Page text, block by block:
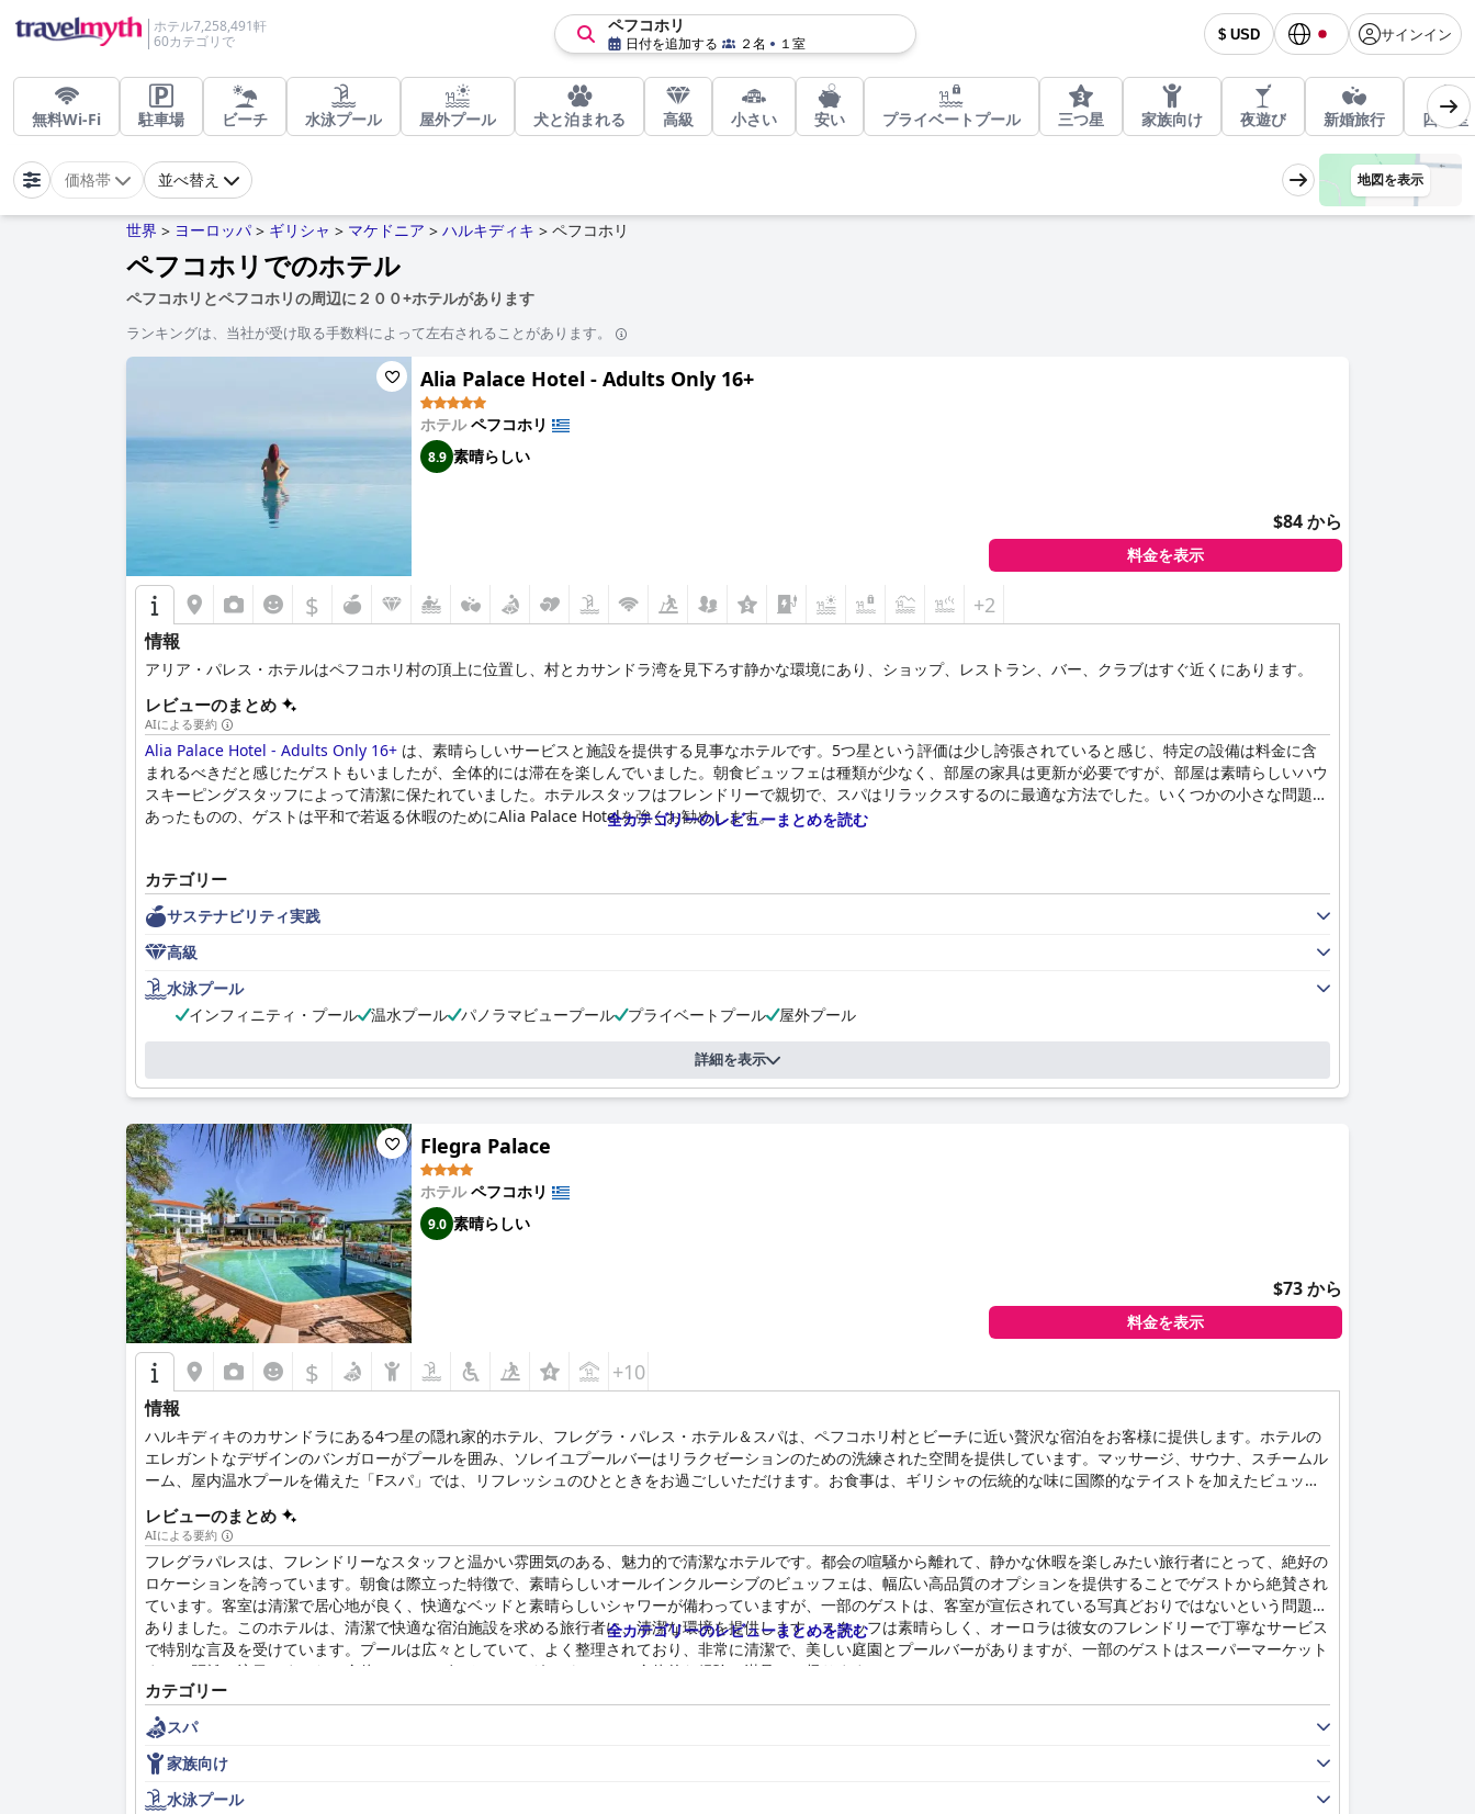
ホテル7,258,491軒
60カテゴリで
$ USD サインイン
ペフコホリ
日付を追加する ２名 １室
無料Wi-Fi 駐車場 ビーチ 水泳プール 屋外プール 犬と泊まれる 高級 小さい 安い プライベートプール 三つ星 家族向け 夜遊び 新婚旅行 四つ星
価格帯 並べ替え 地図を表示
世界 > ヨーロッパ > ギリシャ > マケドニア > ハルキディキ > ペフコホリ
ペフコホリでのホテル
ペフコホリとペフコホリの周辺に２００+ホテルがあります
ランキングは、当社が受け取る手数料によって左右されることがあります。
Alia Palace Hotel - Adults Only 16+
ホテルペフコホリ
8.9 素晴らしい
$84 から
料金を表示
$ +2
情報
アリア・パレス・ホテルはペフコホリ村の頂上に位置し、村とカサンドラ湾を見下ろす静かな環境にあり、ショップ、レストラン、バー、クラブはすぐ近くにあります。
レビューのまとめ
AIによる要約
Alia Palace Hotel - Adults Only 16+ は、素晴らしいサービスと施設を提供する見事なホテルです。5つ星という評価は少し誇張されていると感じ、特定の設備は料金に含
まれるべきだと感じたゲストもいましたが、全体的には滞在を楽しんでいました。朝食ビュッフェは種類が少なく、部屋の家具は更新が必要ですが、部屋は素晴らしいハウ
スキーピングスタッフによって清潔に保たれていました。ホテルスタッフはフレンドリーで親切で、スパはリラックスするのに最適な方法でした。いくつかの小さな問題は
あったものの、ゲストは平和で若返る休暇のためにAlia Palace Hotelを強くお勧めします。
全カテゴリーのレビューまとめを読む
カテゴリー
サステナビリティ実践
高級
水泳プール
インフィニティ・プール
温水プール パノラマビュープール プライベートプール 屋外プール
詳細を表示
Flegra Palace
ホテルペフコホリ
9.0 素晴らしい
$73 から
料金を表示
$ +10
情報
ハルキディキのカサンドラにある4つ星の隠れ家的ホテル、フレグラ・パレス・ホテル＆スパは、ペフコホリ村とビーチに近い贅沢な宿泊をお客様に提供します。ホテルの
エレガントなデザインのバンガローがプールを囲み、ソレイユプールバーはリラクゼーションのための洗練された空間を提供しています。マッサージ、サウナ、スチームル
ーム、屋内温水プールを備えた「Fスパ」では、リフレッシュのひとときをお過ごしいただけます。お食事は、ギリシャの伝統的な味に国際的なテイストを加えたビュッフ
レビューのまとめ
AIによる要約
フレグラパレスは、フレンドリーなスタッフと温かい雰囲気のある、魅力的で清潔なホテルです。都会の喧騒から離れて、静かな休暇を楽しみたい旅行者にとって、絶好の
ロケーションを誇っています。朝食は際立った特徴で、素晴らしいオールインクルーシブのビュッフェは、幅広い高品質のオプションを提供することでゲストから絶賛され
ています。客室は清潔で居心地が良く、快適なベッドと素晴らしいシャワーが備わっていますが、一部のゲストは、客室が宣伝されている写真どおりではないという問題が
ありました。このホテルは、清潔で快適な宿泊施設を求める旅行者に、清潔な環境を提供します。スタッフは素晴らしく、オーロラは彼女のフレンドリーで丁寧なサービス
で特別な言及を受けています。プールは広々としていて、よく整理されており、非常に清潔で、美しい庭園とプールバーがありますが、一部のゲストはスーパーマーケット
までの距離に注目しました。全体として、ゲストはフレグラパレスでの全体的な経験に満足して帰ります。
全カテゴリーのレビューまとめを読む
カテゴリー
スパ
家族向け
水泳プール